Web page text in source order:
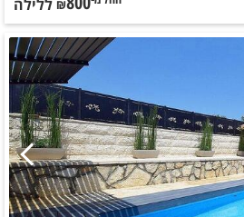
החל מ-₪ ללילה